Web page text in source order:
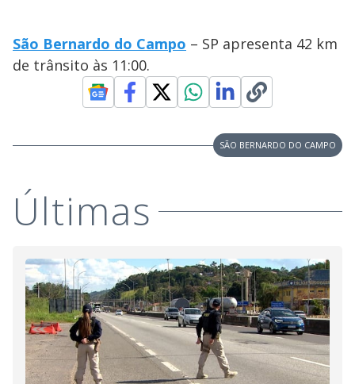
São Bernardo do Campo – SP apresenta 42 km
de trânsito às 11:00.
SÃO BERNARDO DO CAMPO
Últimas